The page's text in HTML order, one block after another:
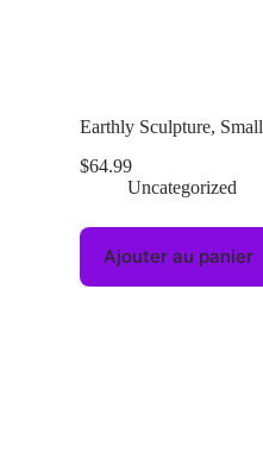
Earthly Sculpture, Small
$64.99
Uncategorized
Ajouter au panier